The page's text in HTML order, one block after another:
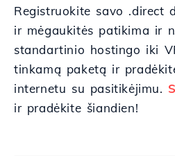
Registruokite savo .direct
ir mėgaukitės patikima ir
standartinio hostingo iki
tinkamą paketą ir
internetu su pasitikėjimu.
ir pradėkite šiandien!